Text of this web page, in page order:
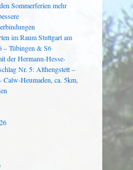
Sommerferien mehr
im Raum Stuttgart am
– Tübingen & S6
der Hermann-Hesse-
Nr. 5: Althengstett –
Calw-Heumaden, ca. 5km,